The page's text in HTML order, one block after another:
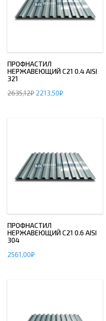
ПРОФНАСТИЛ
НЕРЖАВЕЮЩИЙ С21 0.4 AISI
321
2635,12₽ 2213,50₽
ПРОФНАСТИЛ
НЕРЖАВЕЮЩИЙ С21 0.6 AISI
304
2561,00₽